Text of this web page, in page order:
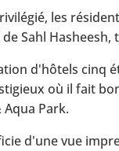
les
Sahl
d'hôtels cinq
où il fait
Aqua Park.
d'une vue